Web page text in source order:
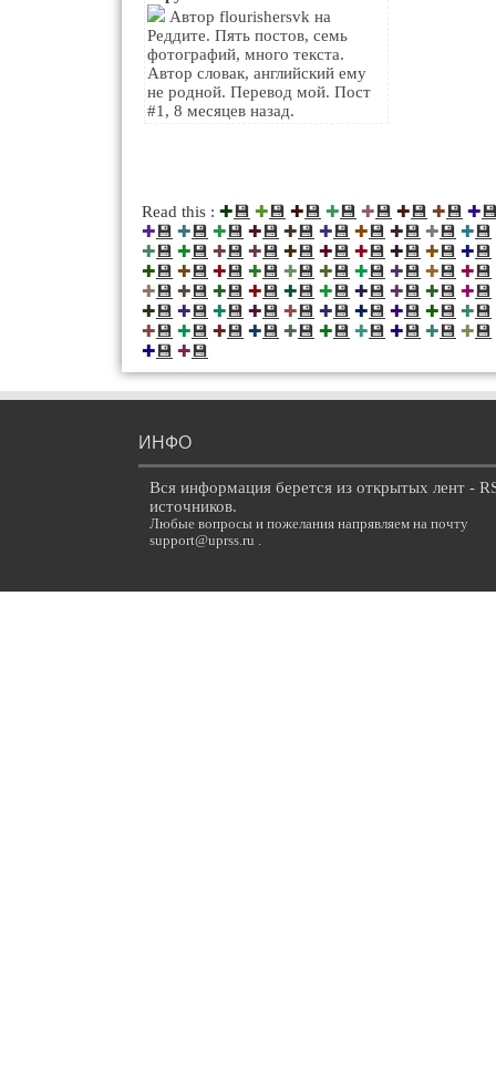
Реддите. Пять постов, семь
фотографий, много текста.
Автор словак, английский ему
не родной. Перевод мой. Пост
#1, 8 месяцев назад.
Read this : ✚💾 ✚💾 ✚💾 ✚💾 ✚💾 ✚💾 ✚💾 ✚
✚💾 ✚💾 ✚💾 ✚💾 ✚💾 ✚💾 ✚💾 ✚💾 ✚💾 ✚💾
✚💾 ✚💾 ✚💾 ✚💾 ✚💾 ✚💾 ✚💾 ✚💾 ✚💾 ✚💾
✚💾 ✚💾 ✚💾 ✚💾 ✚💾 ✚💾 ✚💾 ✚💾 ✚💾 ✚💾
✚💾 ✚💾 ✚💾 ✚💾 ✚💾 ✚💾 ✚💾 ✚💾 ✚💾 ✚💾
✚💾 ✚💾 ✚💾 ✚💾 ✚💾 ✚💾 ✚💾 ✚💾 ✚💾 ✚💾
✚💾 ✚💾 ✚💾 ✚💾 ✚💾 ✚💾 ✚💾 ✚💾 ✚💾 ✚💾
✚💾 ✚💾
ИНФО
Вся информация берется из открытых лент -
источников.
Любые вопросы и пожелания напрявляем на почту
support@uprss.ru .